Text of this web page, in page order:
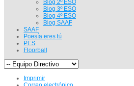
Blog 2º ESO
Blog 3º ESO
Blog 4º ESO
Blog SAAF
SAAF
Poesía eres tú
PES
Floorball
Imprimir